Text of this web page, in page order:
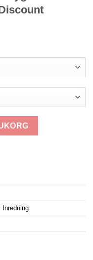
Gudrun Sjödén
Inredning